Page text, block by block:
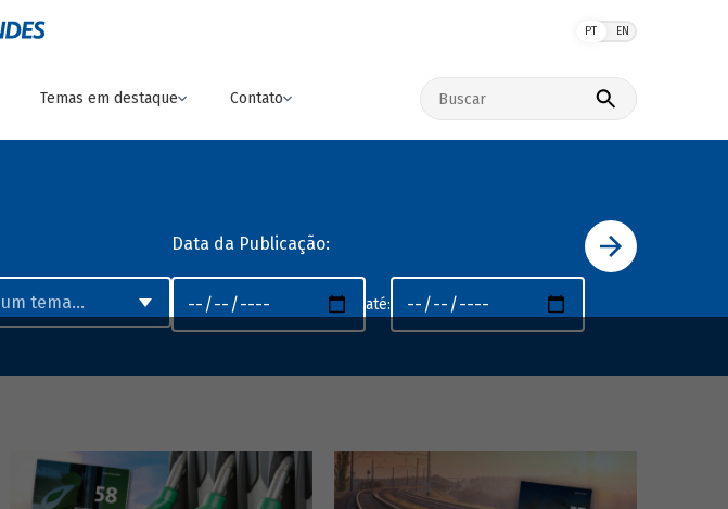
PT EN
Temas em destaque Contato
Buscar no site
Data da Publicação:
até: